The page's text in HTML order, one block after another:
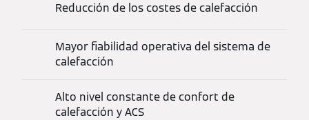
Reducción de los costes de calefacción
Mayor fiabilidad operativa del sistema de
calefacción
Alto nivel constante de confort de
calefacción y ACS